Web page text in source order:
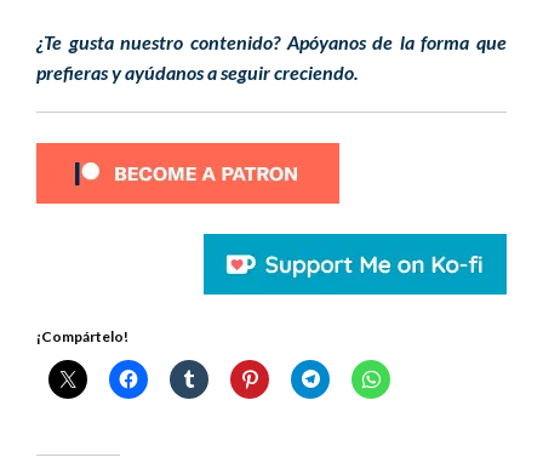
¿Te gusta nuestro contenido? Apóyanos de la forma que
prefieras y ayúdanos a seguir creciendo.
¡Compártelo!